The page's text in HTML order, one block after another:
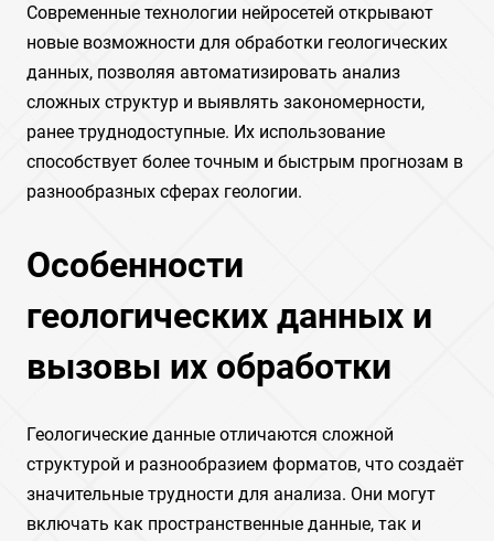
Современные технологии нейросетей открывают
новые возможности для обработки геологических
данных, позволяя автоматизировать анализ
сложных структур и выявлять закономерности,
ранее труднодоступные. Их использование
способствует более точным и быстрым прогнозам в
разнообразных сферах геологии.
Особенности
геологических данных и
вызовы их обработки
Геологические данные отличаются сложной
структурой и разнообразием форматов, что создаёт
значительные трудности для анализа. Они могут
включать как пространственные данные, так и